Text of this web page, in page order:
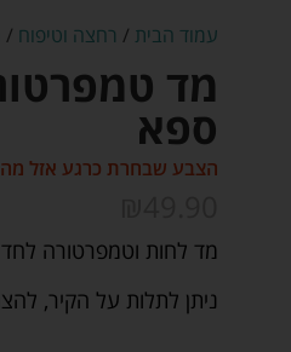
עמוד הבית / רחצה וטיפוח /
מד
ספא
הצבע שבחרת כרגע אזל
מד לחות וטמפרטורה
ניתן לתלות על הקיר,